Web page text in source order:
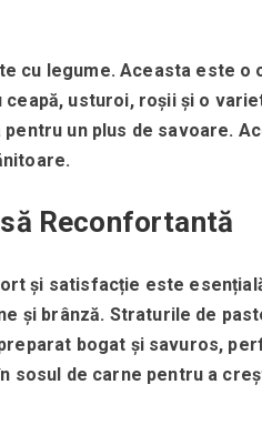
cu legume. Aceasta este o
ceapă, usturoi, roșii și o
un plus de savoare.
Reconfortantă
și satisfacție este
și brânză. Straturile de
bogat și savuros,
sosul de carne pentru a